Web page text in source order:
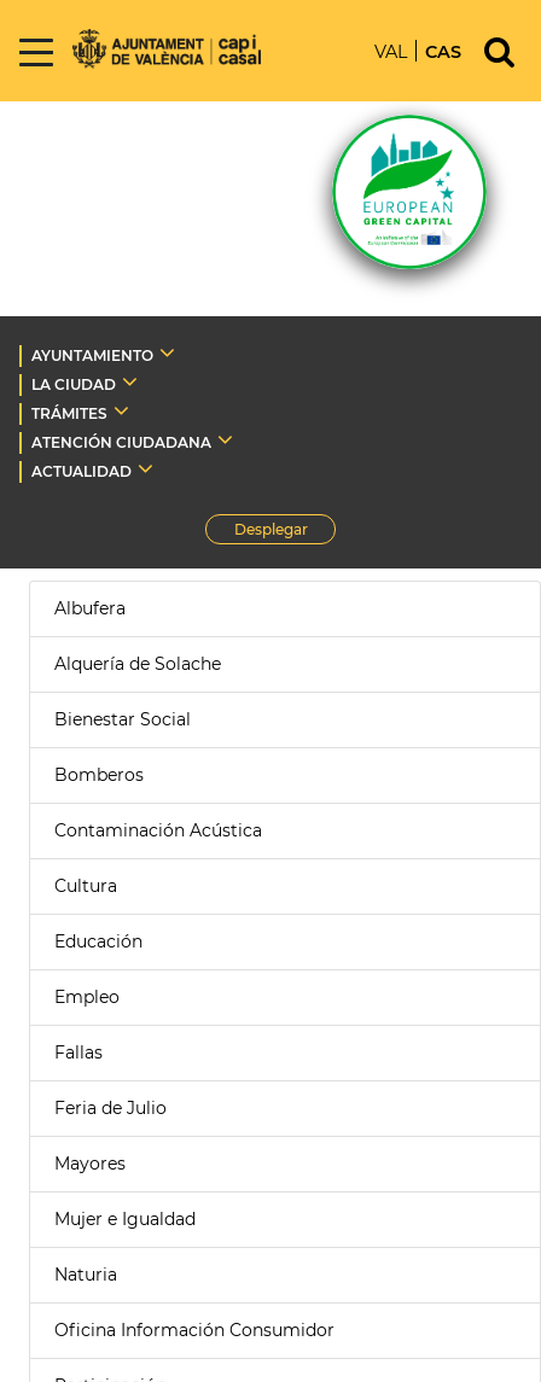
VAL CAS
AYUNTAMIENTO
LA CIUDAD
TRÁMITES
ATENCIÓN CIUDADANA
ACTUALIDAD
Desplegar
Albufera
Alquería de Solache
Bienestar Social
Bomberos
Contaminación Acústica
Cultura
Educación
Empleo
Fallas
Feria de Julio
Mayores
Mujer e Igualdad
Naturia
Oficina Información Consumidor